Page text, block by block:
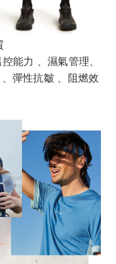
能力 、濕氣管理、
彈性抗皺 、阻燃效